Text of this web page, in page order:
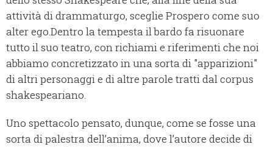
attività di drammaturgo, sceglie Prospero come suo
alter ego.Dentro la tempesta il bardo fa risuonare
tutto il suo teatro, con richiami e riferimenti che noi
abbiamo concretizzato in una sorta di "apparizioni"
di altri personaggi e di altre parole tratti dal corpus
shakespeariano.
Uno spettacolo pensato, dunque, come se fosse una
sorta di palestra dell’anima, dove l’autore decide di